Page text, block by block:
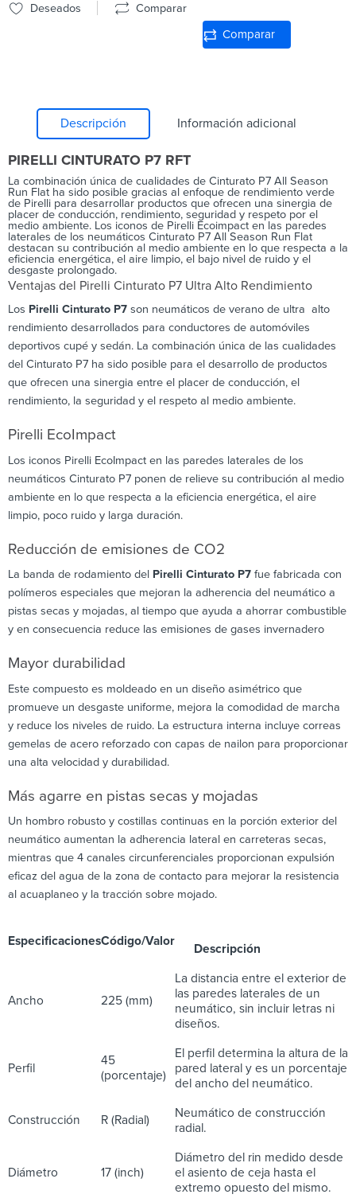
Deseados Comparar
Comparar
Descripción Información adicional
PIRELLI CINTURATO P7 RFT
La combinación única de cualidades de Cinturato P7 All Season
Run Flat ha sido posible gracias al enfoque de rendimiento verde
de Pirelli para desarrollar productos que ofrecen una sinergia de
placer de conducción, rendimiento, seguridad y respeto por el
medio ambiente. Los iconos de Pirelli Ecoimpact en las paredes
laterales de los neumáticos Cinturato P7 All Season Run Flat
destacan su contribución al medio ambiente en lo que respecta a la
eficiencia energética, el aire limpio, el bajo nivel de ruido y el
desgaste prolongado.
Ventajas del Pirelli Cinturato P7 Ultra Alto Rendimiento
Los Pirelli Cinturato P7 son neumáticos de verano de ultra alto
rendimiento desarrollados para conductores de automóviles
deportivos cupé y sedán. La combinación única de las cualidades
del Cinturato P7 ha sido posible para el desarrollo de productos
que ofrecen una sinergia entre el placer de conducción, el
rendimiento, la seguridad y el respeto al medio ambiente.
Pirelli EcoImpact
Los iconos Pirelli EcoImpact en las paredes laterales de los
neumáticos Cinturato P7 ponen de relieve su contribución al medio
ambiente en lo que respecta a la eficiencia energética, el aire
limpio, poco ruido y larga duración.
Reducción de emisiones de CO2
La banda de rodamiento del Pirelli Cinturato P7 fue fabricada con
polímeros especiales que mejoran la adherencia del neumático a
pistas secas y mojadas, al tiempo que ayuda a ahorrar combustible
y en consecuencia reduce las emisiones de gases invernadero
Mayor durabilidad
Este compuesto es moldeado en un diseño asimétrico que
promueve un desgaste uniforme, mejora la comodidad de marcha
y reduce los niveles de ruido. La estructura interna incluye correas
gemelas de acero reforzado con capas de nailon para proporcionar
una alta velocidad y durabilidad.
Más agarre en pistas secas y mojadas
Un hombro robusto y costillas continuas en la porción exterior del
neumático aumentan la adherencia lateral en carreteras secas,
mientras que 4 canales circunferenciales proporcionan expulsión
eficaz del agua de la zona de contacto para mejorar la resistencia
al acuaplaneo y la tracción sobre mojado.
EspecificacionesCódigo/Valor
Descripción
Ancho 225 (mm)
La distancia entre el exterior de
las paredes laterales de un
neumático, sin incluir letras ni
diseños.
Perfil
45
(porcentaje)
El perfil determina la altura de la
pared lateral y es un porcentaje
del ancho del neumático.
Construcción R (Radial)
Neumático de construcción
radial.
Diámetro 17 (inch)
Diámetro del rin medido desde
el asiento de ceja hasta el
extremo opuesto del mismo.